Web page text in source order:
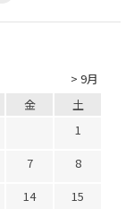
> 9月
金
土
1
7
8
14
15